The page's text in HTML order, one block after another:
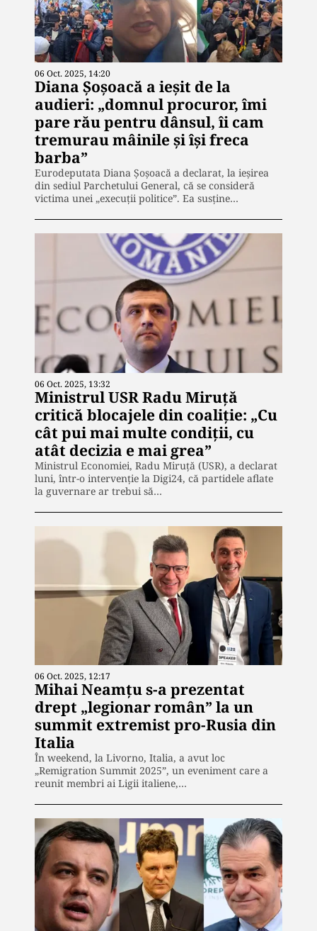
06 Oct. 2025, 14:20
Diana Şoşoacă a ieşit de la
audieri: „domnul procuror, îmi
pare rău pentru dânsul, îi cam
tremurau mâinile și își freca
barba”
Eurodeputata Diana Șoșoacă a declarat, la ieșirea
din sediul Parchetului General, că se consideră
victima unei „execuții politice”. Ea susține…
06 Oct. 2025, 13:32
Ministrul USR Radu Miruță
critică blocajele din coaliție: „Cu
cât pui mai multe condiții, cu
atât decizia e mai grea”
Ministrul Economiei, Radu Miruţă (USR), a declarat
luni, într-o intervenţie la Digi24, că partidele aflate
la guvernare ar trebui să…
06 Oct. 2025, 12:17
Mihai Neamțu s-a prezentat
drept „legionar român” la un
summit extremist pro-Rusia din
Italia
În weekend, la Livorno, Italia, a avut loc
„Remigration Summit 2025”, un eveniment care a
reunit membri ai Ligii italiene,…